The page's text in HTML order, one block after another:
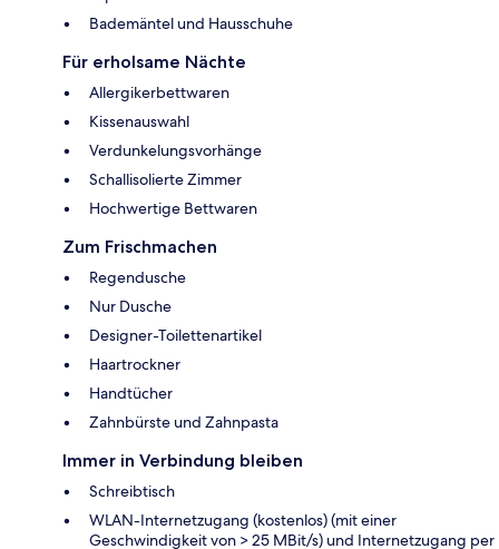
Bademäntel und Hausschuhe
Für erholsame Nächte
Allergikerbettwaren
Kissenauswahl
Verdunkelungsvorhänge
Schallisolierte Zimmer
Hochwertige Bettwaren
Zum Frischmachen
Regendusche
Nur Dusche
Designer-Toilettenartikel
Haartrockner
Handtücher
Zahnbürste und Zahnpasta
Immer in Verbindung bleiben
Schreibtisch
WLAN-Internetzugang (kostenlos) (mit einer
Geschwindigkeit von > 25 MBit/s) und Internetzugang per